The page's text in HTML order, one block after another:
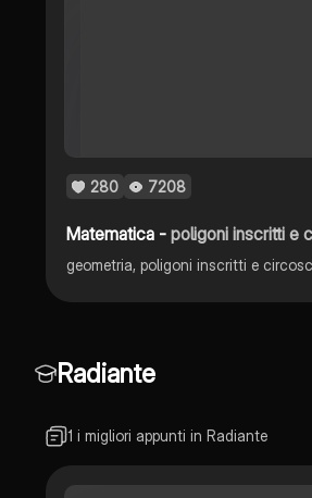
280 7208
Matematica -poligoni inscritti e
geometria, poligoni inscritti e
Radiante
1 i migliori appunti in Radiante